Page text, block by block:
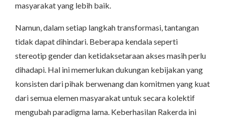
masyarakat yang lebih baik.
Namun, dalam setiap langkah transformasi, tantangan
tidak dapat dihindari. Beberapa kendala seperti
stereotip gender dan ketidaksetaraan akses masih perlu
dihadapi. Hal ini memerlukan dukungan kebijakan yang
konsisten dari pihak berwenang dan komitmen yang kuat
dari semua elemen masyarakat untuk secara kolektif
mengubah paradigma lama. Keberhasilan Rakerda ini